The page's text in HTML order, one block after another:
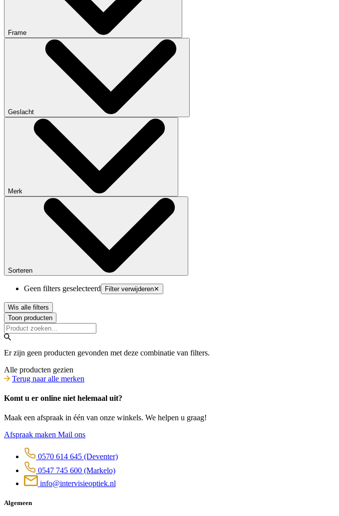
Frame
Geslacht
Merk
Sorteren
Geen filters geselecteerd Filter verwijderen✕
Wis alle filters
Toon producten
Er zijn geen producten gevonden met deze combinatie van filters.
Alle producten gezien
Terug naar alle merken
Komt u er online niet helemaal uit?
Maak een afspraak in één van onze winkels. We helpen u graag!
Afspraak maken Mail ons
0570 614 645 (Deventer)
0547 745 600 (Markelo)
info@intervisieoptiek.nl
Algemeen